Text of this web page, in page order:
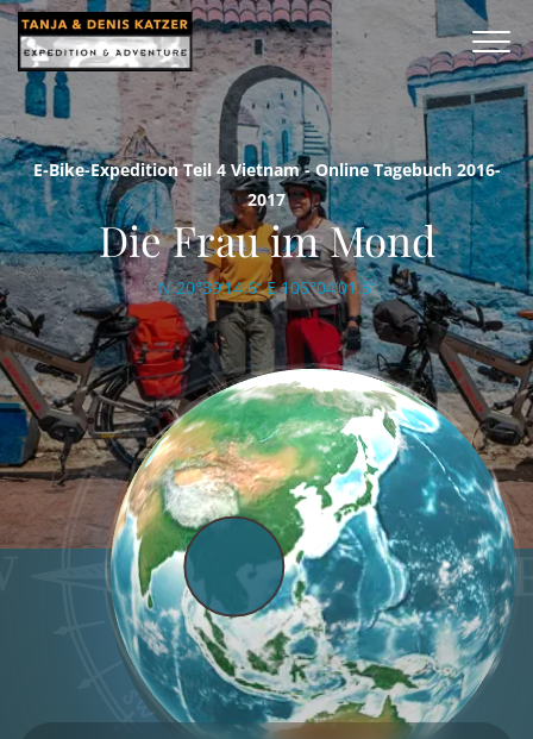
E-Bike-Expedition Teil 4 Vietnam - Online Tagebuch 2016-
2017
Die Frau im Mond
N 20°39’14.6’’ E 105°04’01.5’’